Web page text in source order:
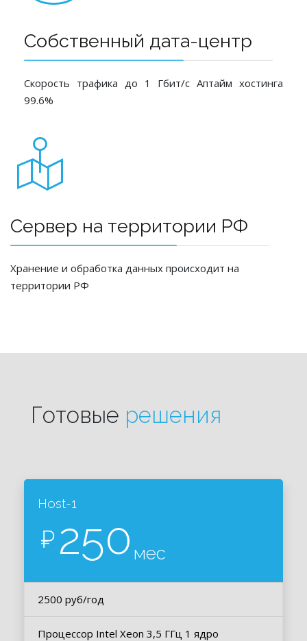
Собственный дата-центр
Скорость трафика до 1 Гбит/с Аптайм хостинга
99.6%
Сервер на территории РФ
Хранение и обработка данных происходит на
территории РФ
Готовые решения
Host-1
₽250 мес
2500 руб/год
Процессор Intel Xeon 3,5 ГГц 1 ядро